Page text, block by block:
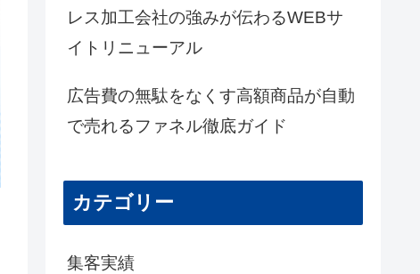
レス加工会社の強みが伝わるWEBサ
イトリニューアル
広告費の無駄をなくす高額商品が自動
で売れるファネル徹底ガイド
カテゴリー
集客実績